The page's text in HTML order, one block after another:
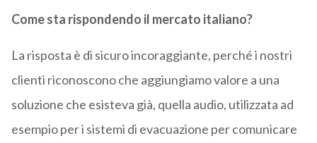
Come sta rispondendo il mercato italiano?
La risposta è di sicuro incoraggiante, perché i nostri
clienti riconoscono che aggiungiamo valore a una
soluzione che esisteva già, quella audio, utilizzata ad
esempio per i sistemi di evacuazione per comunicare